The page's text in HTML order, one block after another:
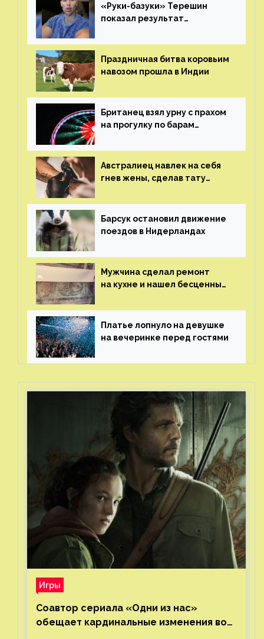
«Руки-базуки» Терешин
показал результат
Праздничная битва коровьим
навозом прошла в Индии
Британец взял урну с прахом
на прогулку по барам
Австралиец навлек на себя
гнев жены, сделав тату
Барсук остановил движение
поездов в Нидерландах
Мужчина сделал ремонт
на кухне и нашел бесценные
Платье лопнуло на девушке
на вечеринке перед гостями
Игры
Соавтор сериала «Одни из нас»
обещает кардинальные изменения во